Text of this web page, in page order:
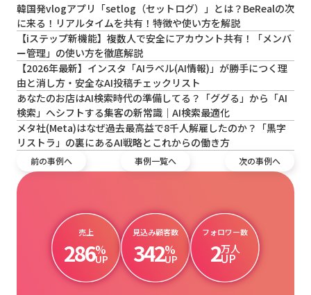
韓国発vlogアプリ「setlog（セットログ）」とは？BeRealの次
に来る！リアルタイムを共有！特徴や使い方を解説
【iステップ新機能】複数人で安全にアカウント共有！「メンバ
ー管理」の使い方を徹底解説
【2026年最新】インスタ「AIラベル(AI情報)」が勝手につく理
由と消し方・安全なAI投稿チェックリスト
あなたのお店はAI検索時代の準備してる？「ググる」から「AI
検索」へシフトする集客の新常識｜AI検索最適化
メタ社(Meta)はなぜ過去最高益で8千人解雇したのか？「黒字
リストラ」の裏にあるAI戦略とこれからの働き方
前の事例へ 事例一覧へ 次の事例へ
売上
286%
UP
見込み顧客数
342%
UP
フォロワー数
2万人
UP